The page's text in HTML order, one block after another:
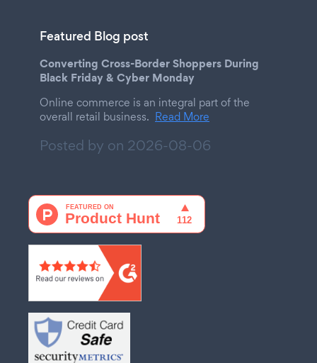
Featured Blog post
Converting Cross-Border Shoppers During
Black Friday & Cyber Monday
Online commerce is an integral part of the
overall retail business. Read More
Posted by on 2026-08-06